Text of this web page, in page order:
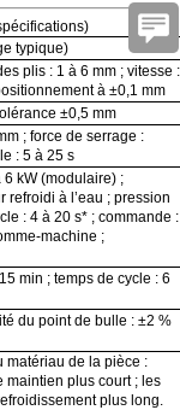
typique)
plis : 1 à 6 mm ; vitesse :
à ±0,1 mm
±0,5 mm
; force de serrage :
: 5 à 25 s
kW (modulaire) ;
refroidi à l’eau ; pression
: 4 à 20 s* ; commande :
machine ;
min ; temps de cycle : 6
du point de bulle : ±2 %
matériau de la pièce :
maintien plus court ; les
plus long.